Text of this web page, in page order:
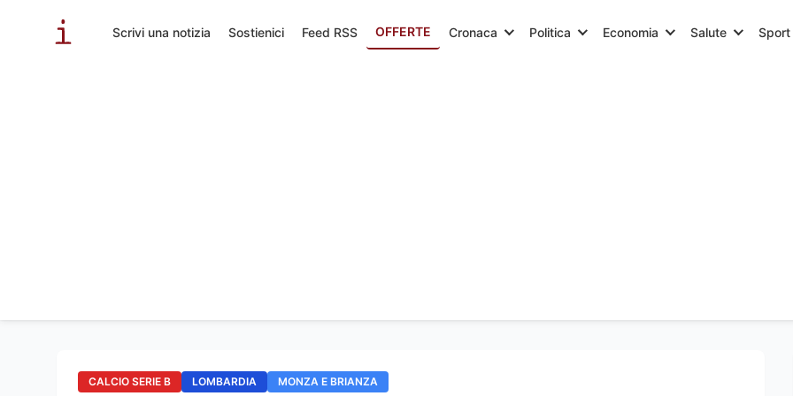
Scrivi una notizia Sostienici Feed RSS OFFERTE Cronaca Politica Economia Salute Sport
CALCIO SERIE B LOMBARDIA MONZA E BRIANZA